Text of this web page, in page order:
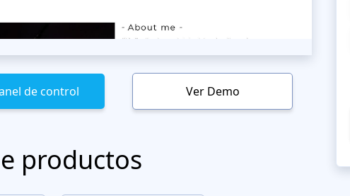
de control Ver Demo
productos